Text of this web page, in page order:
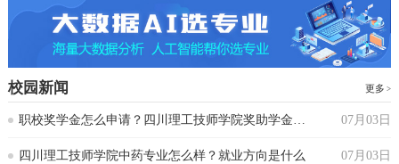
校园新闻 更多
‌职校奖学金怎么申请？四川理工技师学院奖助学金政策 07月03日
‌四川理工技师学院中药专业怎么样？就业方向是什么 07月03日